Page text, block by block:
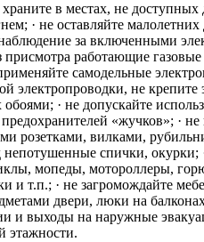
в местах, не доступных
· не оставляйте малолетних
за включенными
присмотра работающие
самодельные
электропроводки, не крепите
· не допускайте
«жучков»; · не
розетками, вилками,
спички, окурки;
мопеды, мотороллеры,
и т.п.; · не загромождайте
двери, люки на
и выходы на наружные
этажности.